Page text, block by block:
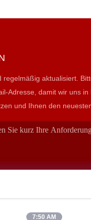
regelmäßig aktualisiert.
Adresse, damit wir uns in
und Ihnen den
7:50 AM